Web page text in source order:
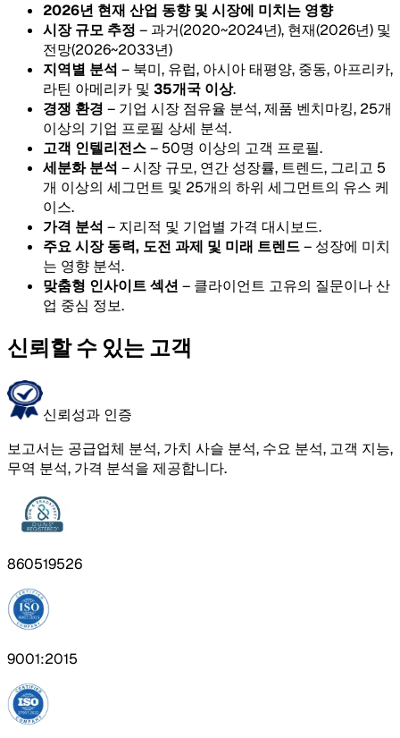
2026년 현재 산업 동향 및 시장에 미치는 영향
시장 규모 추정 – 과거(2020~2024년), 현재(2026년) 및
전망(2026~2033년)
지역별 분석 – 북미, 유럽, 아시아 태평양, 중동, 아프리카,
라틴 아메리카 및 35개국 이상.
경쟁 환경 – 기업 시장 점유율 분석, 제품 벤치마킹, 25개
이상의 기업 프로필 상세 분석.
고객 인텔리전스– 50명 이상의 고객 프로필.
세분화 분석 – 시장 규모, 연간 성장률, 트렌드, 그리고 5
개 이상의 세그먼트 및 25개의 하위 세그먼트의 유스 케
이스.
가격 분석 – 지리적 및 기업별 가격 대시보드.
주요 시장 동력, 도전 과제 및 미래 트렌드– 성장에 미치
는 영향 분석.
맞춤형 인사이트 섹션 – 클라이언트 고유의 질문이나 산
업 중심 정보.
신뢰할 수 있는 고객
신뢰성과 인증
보고서는 공급업체 분석, 가치 사슬 분석, 수요 분석, 고객 지능,
무역 분석, 가격 분석을 제공합니다.
860519526
9001:2015